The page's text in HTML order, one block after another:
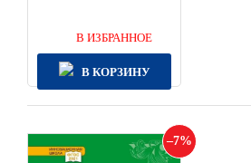
В ИЗБРАННОЕ
В КОРЗИНУ
7